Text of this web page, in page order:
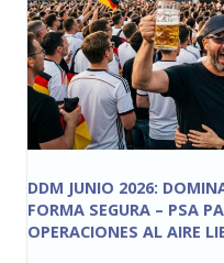
DDM JUNIO 2026:
FORMA SEGURA – PSA
OPERACIONES AL AIRE